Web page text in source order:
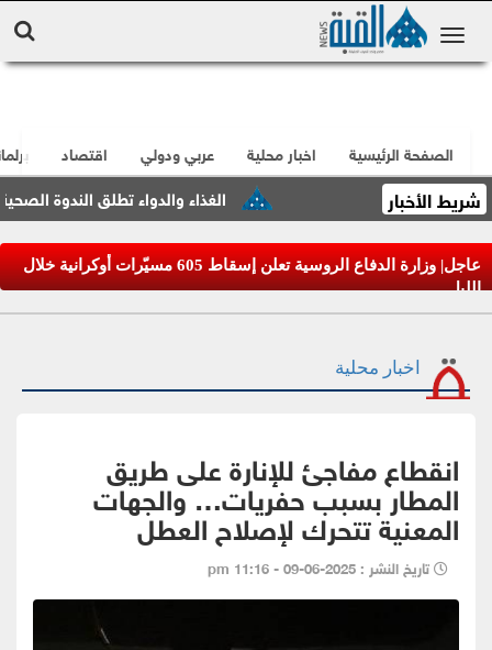
الصفحة الرئيسية اخبار محلية عربي ودولي اقتصاد
شريط الأخبار الغذاء والدواء تطلق الندوة الصحية
عاجل| وزارة الدفاع الروسية تعلن إسقاط 605 مسيّرات أوكرانية خلال
الليل
اخبار محلية
انقطاع مفاجئ للإنارة على طريق
المطار بسبب حفريات… والجهات
المعنية تتحرك لإصلاح العطل
تاريخ النشر : 2025-06-09 - 11:16 pm